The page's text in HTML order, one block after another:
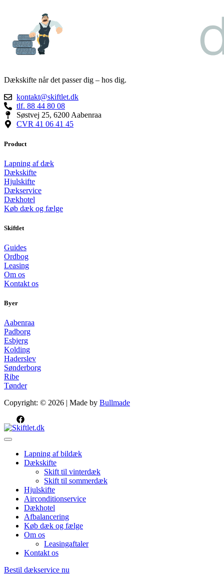
Dækskifte når det passer dig – hos dig.
kontakt@skiftlet.dk
tlf. 88 44 80 08
Søstvej 25, 6200 Aabenraa
CVR 41 06 41 45
Product
Lapning af dæk
Dækskifte
Hjulskifte
Dækservice
Dækhotel
Køb dæk og fælge
Skiftlet
Guides
Ordbog
Leasing
Om os
Kontakt os
Byer
Aabenraa
Padborg
Esbjerg
Kolding
Haderslev
Sønderborg
Ribe
Tønder
Copyright: © 2026 | Made by Bullmade
Lapning af bildæk
Dækskifte
Skift til vinterdæk
Skift til sommerdæk
Hjulskifte
Airconditionservice
Dækhotel
Afbalancering
Køb dæk og fælge
Om os
Leasingaftaler
Kontakt os
Bestil dækservice nu